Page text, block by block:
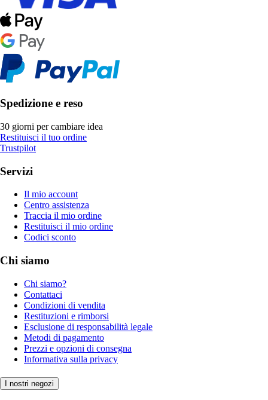
Spedizione e reso
30 giorni per cambiare idea
Restituisci il tuo ordine
Trustpilot
Servizi
Il mio account
Centro assistenza
Traccia il mio ordine
Restituisci il mio ordine
Codici sconto
Chi siamo
Chi siamo?
Contattaci
Condizioni di vendita
Restituzioni e rimborsi
Esclusione di responsabilità legale
Metodi di pagamento
Prezzi e opzioni di consegna
Informativa sulla privacy
I nostri negozi